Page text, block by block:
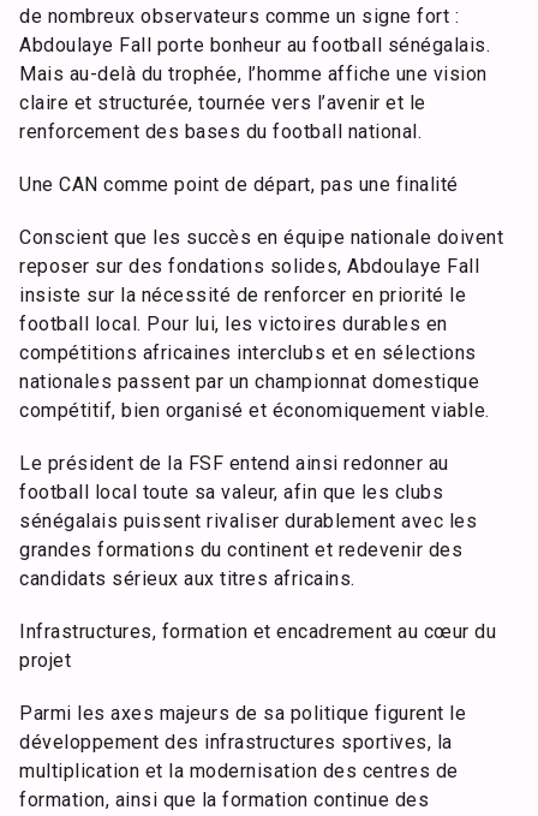
de nombreux observateurs comme un signe fort :
Abdoulaye Fall porte bonheur au football sénégalais.
Mais au-delà du trophée, l’homme affiche une vision
claire et structurée, tournée vers l’avenir et le
renforcement des bases du football national.
Une CAN comme point de départ, pas une finalité
Conscient que les succès en équipe nationale doivent
reposer sur des fondations solides, Abdoulaye Fall
insiste sur la nécessité de renforcer en priorité le
football local. Pour lui, les victoires durables en
compétitions africaines interclubs et en sélections
nationales passent par un championnat domestique
compétitif, bien organisé et économiquement viable.
Le président de la FSF entend ainsi redonner au
football local toute sa valeur, afin que les clubs
sénégalais puissent rivaliser durablement avec les
grandes formations du continent et redevenir des
candidats sérieux aux titres africains.
Infrastructures, formation et encadrement au cœur du
projet
Parmi les axes majeurs de sa politique figurent le
développement des infrastructures sportives, la
multiplication et la modernisation des centres de
formation, ainsi que la formation continue des